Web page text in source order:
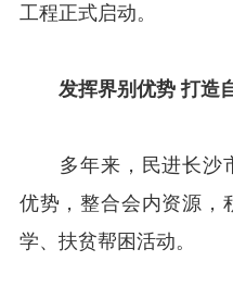
工程正式启动。
发挥界别优势 打造
多年来，民进长沙市
优势，整合会内资源，
学、扶贫帮困活动。